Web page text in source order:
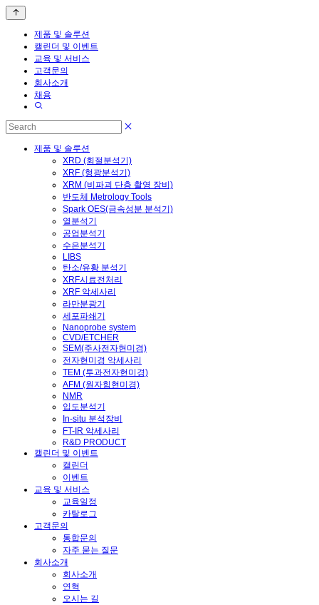
제품 및 솔루션
캘린더 및 이벤트
교육 및 서비스
고객문의
회사소개
채용
제품 및 솔루션
XRD (회절분석기)
XRF (형광분석기)
XRM (비파괴 단층 촬영 장비)
반도체 Metrology Tools
Spark OES(금속성분 분석기)
열분석기
공업분석기
수은분석기
LIBS
탄소/유황 분석기
XRF시료전처리
XRF 악세사리
라만분광기
세포파쇄기
Nanoprobe system
CVD/ETCHER
SEM(주사전자현미경)
전자현미경 악세사리
TEM (투과전자현미경)
AFM (원자힘현미경)
NMR
입도분석기
In-situ 분석장비
FT-IR 악세사리
R&D PRODUCT
캘린더 및 이벤트
캘린더
이벤트
교육 및 서비스
교육일정
카탈로그
고객문의
통합문의
자주 묻는 질문
회사소개
회사소개
연혁
오시는 길